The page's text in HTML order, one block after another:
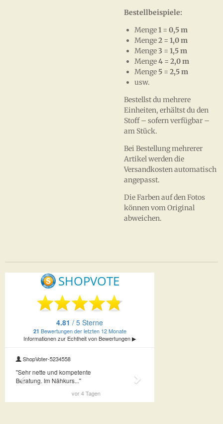
Bestellbeispiele:
Menge1 = 0,5 m
Menge2 = 1,0 m
Menge3 = 1,5 m
Menge4 = 2,0 m
Menge 5 = 2,5 m
usw.
Bestellst du mehrere
Einheiten, erhältst du den
Stoff – sofern verfügbar –
am Stück.
Bei Bestellung mehrerer
Artikel werden die
Versandkosten automatisch
angepasst.
Die Farben auf den Fotos
können vom Original
abweichen.